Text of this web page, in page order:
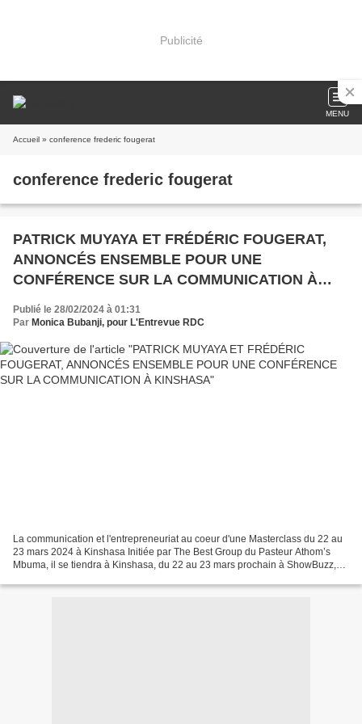
Publicité
MENU
Accueil » conference frederic fougerat
conference frederic fougerat
PATRICK MUYAYA ET FRÉDÉRIC FOUGERAT,
ANNONCÉS ENSEMBLE POUR UNE
CONFÉRENCE SUR LA COMMUNICATION À
KINSHASA
Publié le 28/02/2024 à 01:31
Par Monica Bubanji, pour L'Entrevue RDC
La communication et l'entrepreneuriat au coeur d'une Masterclass du 22 au
23 mars 2024 à Kinshasa Initiée par The Best Group du Pasteur Athom’s
Mbuma, il se tiendra à Kinshasa, du 22 au 23 mars prochain à ShowBuzz,